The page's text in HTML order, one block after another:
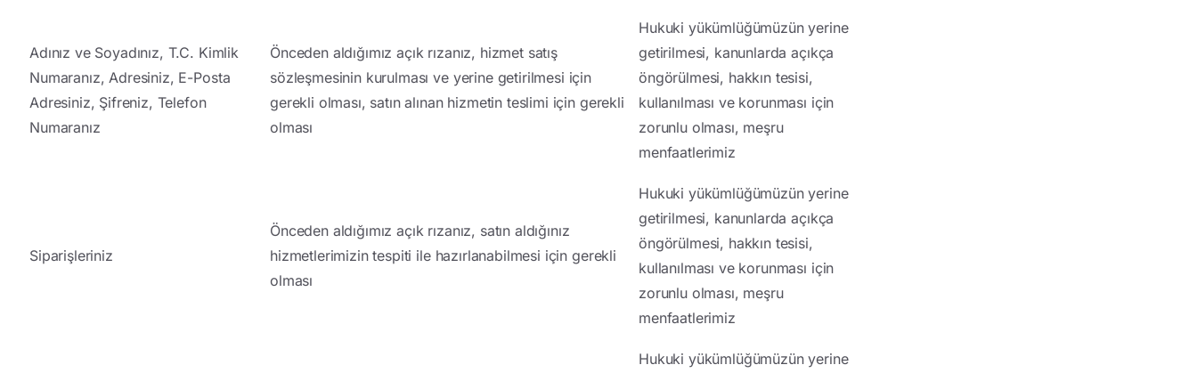
Adınız ve Soyadınız, T.C. Kimlik
Numaranız, Adresiniz, E-Posta
Adresiniz, Şifreniz, Telefon
Numaranız
Önceden aldığımız açık rızanız, hizmet satış
sözleşmesinin kurulması ve yerine getirilmesi için
gerekli olması, satın alınan hizmetin teslimi için gerekli
olması
Hukuki yükümlüğümüzün yerine
getirilmesi, kanunlarda açıkça
öngörülmesi, hakkın tesisi,
kullanılması ve korunması için
zorunlu olması, meşru
menfaatlerimiz
Siparişleriniz
Önceden aldığımız açık rızanız, satın aldığınız
hizmetlerimizin tespiti ile hazırlanabilmesi için gerekli
olması
Hukuki yükümlüğümüzün yerine
getirilmesi, kanunlarda açıkça
öngörülmesi, hakkın tesisi,
kullanılması ve korunması için
zorunlu olması, meşru
menfaatlerimiz
Hukuki yükümlüğümüzün yerine